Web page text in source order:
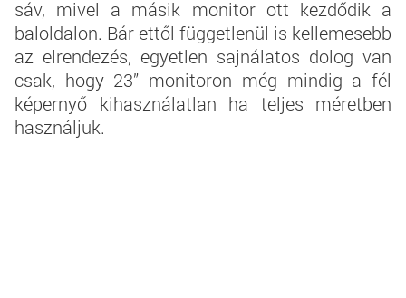
sáv, mivel a másik monitor ott kezdődik a
baloldalon. Bár ettől függetlenül is kellemesebb
az elrendezés, egyetlen sajnálatos dolog van
csak, hogy 23” monitoron még mindig a fél
képernyő kihasználatlan ha teljes méretben
használjuk.